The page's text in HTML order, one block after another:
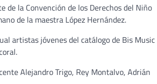
de la Convención de los Derechos del Niño
de la maestra López Hernández.
artistas jóvenes del catálogo de Bis Music
Alejandro Trigo, Rey Montalvo, Adrián